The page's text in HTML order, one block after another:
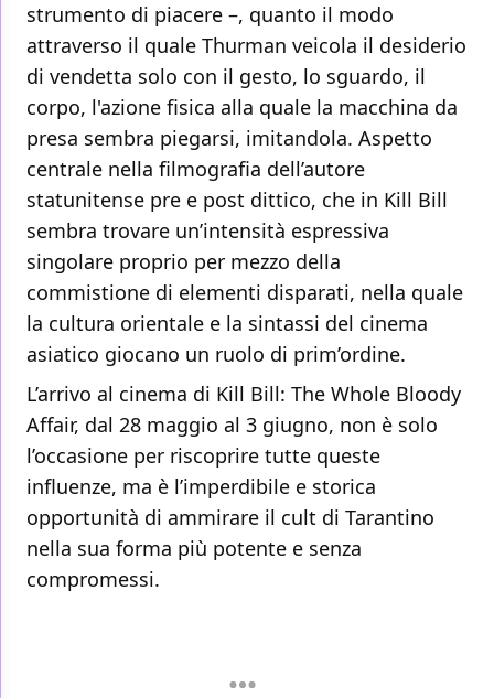
strumento di piacere –, quanto il modo
attraverso il quale Thurman veicola il desiderio
di vendetta solo con il gesto, lo sguardo, il
corpo, l'azione fisica alla quale la macchina da
presa sembra piegarsi, imitandola. Aspetto
centrale nella filmografia dell’autore
statunitense pre e post dittico, che in Kill Bill
sembra trovare un’intensità espressiva
singolare proprio per mezzo della
commistione di elementi disparati, nella quale
la cultura orientale e la sintassi del cinema
asiatico giocano un ruolo di prim’ordine.
L’arrivo al cinema di Kill Bill: The Whole Bloody
Affair, dal 28 maggio al 3 giugno, non è solo
l’occasione per riscoprire tutte queste
influenze, ma è l’imperdibile e storica
opportunità di ammirare il cult di Tarantino
nella sua forma più potente e senza
compromessi.